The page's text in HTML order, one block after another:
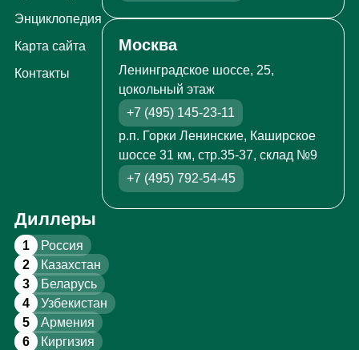
Энциклопедия
Карта сайта
Контакты
Москва
Ленинградское шоссе, 25,
цокольный этаж
+7 (495) 145-23-11
р.п. Горки Ленинские, Каширское
шоссе 31 км, стр.35-37, склад №9
+7 (495) 792-54-45
Диллеры
1 Россия
2 Казахстан
3 Беларусь
4 Узбекистан
5 Армения
6 Киргизия